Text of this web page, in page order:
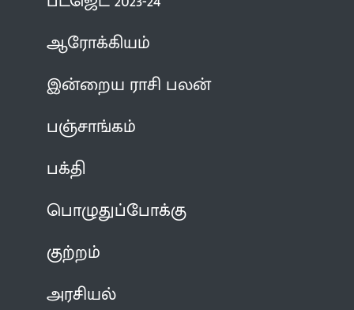
ஆரோக்கியம்
இன்றைய ராசி பலன்
பஞ்சாங்கம்
பக்தி
பொழுதுப்போக்கு
குற்றம்
அரசியல்